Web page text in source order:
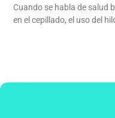
Cuando se habla de salud
en el cepillado, el uso del